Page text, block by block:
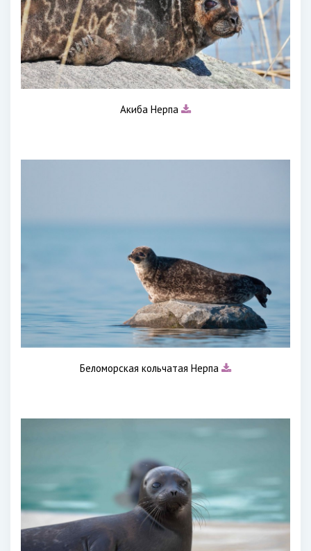
Акиба Нерпа
Беломорская кольчатая Нерпа